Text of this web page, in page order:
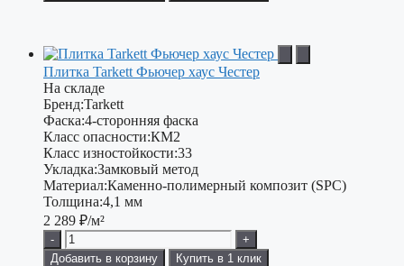
Плитка Tarkett Фьючер хаус Честер
На складе
Бренд:Tarkett
Фаска:4-сторонняя фаска
Класс опасности:КМ2
Класс изностойкости:33
Укладка:Замковый метод
Материал:Каменно-полимерный композит (SPC)
Толщина:4,1 мм
2 289 ₽/м²
-
+
Добавить в корзину
Купить в 1 клик